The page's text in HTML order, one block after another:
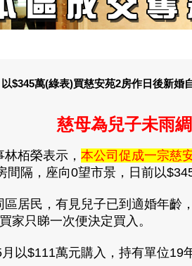
$345萬(綠表)買慈安苑2房作日後新婚
慈母為兒子未雨
林栢榮表示 ， 本公司促成一宗慈
間隔，座向0望市景，日前以
區居民，有見兒子已到適婚年齡
家只睇一次便決定買入。
以$111萬元購入，持有單位